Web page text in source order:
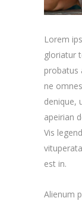
Lorem
gloriatur
probatus
ne
denique,
apeirian
Vis
est in.
Alienum